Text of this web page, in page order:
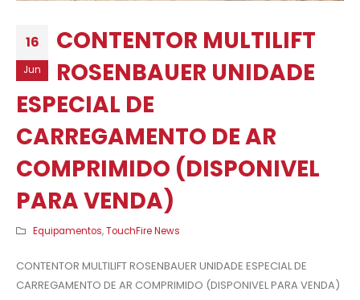
16
Jun
CONTENTOR MULTILIFT
ROSENBAUER UNIDADE
ESPECIAL DE
CARREGAMENTO DE AR
COMPRIMIDO (DISPONIVEL
PARA VENDA)
Equipamentos,TouchFire News
CONTENTOR MULTILIFT ROSENBAUER UNIDADE ESPECIAL DE
CARREGAMENTO DE AR COMPRIMIDO (DISPONIVEL PARA VENDA)